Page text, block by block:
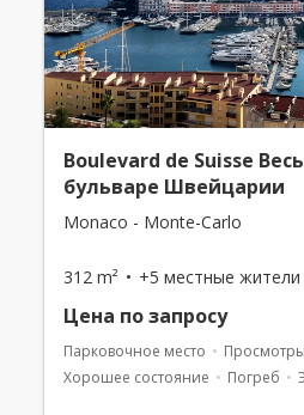
Boulevard de Suisse
бульваре Швейцарии
Monaco - Monte-Carlo
312 m² +5 местные жители
Цена по запросу
Парковочное место
Просмотры
Хорошее состояние
Погреб